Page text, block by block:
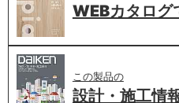
WEBカタログ
この製品の
設計・施工情